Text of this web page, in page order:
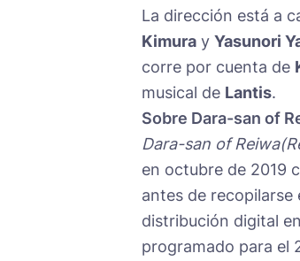
La dirección está a
Kimura y Yasunori
corre por cuenta de
musical de Lantis.
Sobre Dara-san of
Dara-san of
en octubre de 2019
antes de
distribución digital en
programado para el